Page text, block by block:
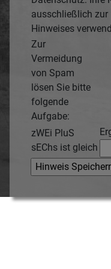
ausschließlich zur
Hinweises
Zur
Vermeidung
von Spam
lösen Sie bitte
folgende
Aufgabe:
zWEi PluS
sEChs ist gleich